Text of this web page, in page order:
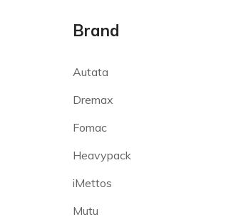
Brand
Autata
Dremax
Fomac
Heavypack
iMettos
Mutu